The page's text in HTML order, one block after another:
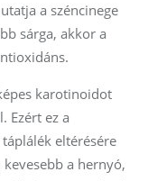
a széncinege
sárga, akkor a
karotinoidot
Ezért ez a
eltérésére
a hernyó,